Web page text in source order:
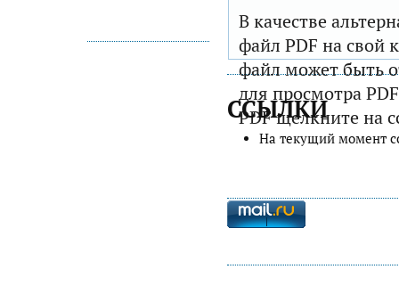
В качестве
файл PDF на свой
файл может быть
для просмотра
PDF щелкните на
ССЫЛКИ
На текущий момент